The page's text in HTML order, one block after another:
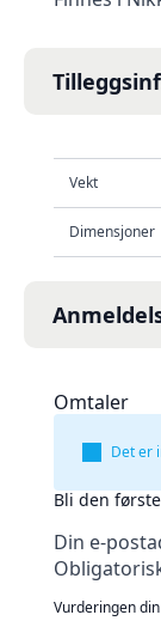
Vekt
Dimensjoner
Omtaler
Det er
Bli den
Din e-
Vurderingen din